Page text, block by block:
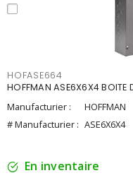
HOFASE664
HOFFMAN ASE6X6X4 BOITE
Manufacturier :
HOFFMAN
# Manufacturier : ASE6X6X4
En inventaire